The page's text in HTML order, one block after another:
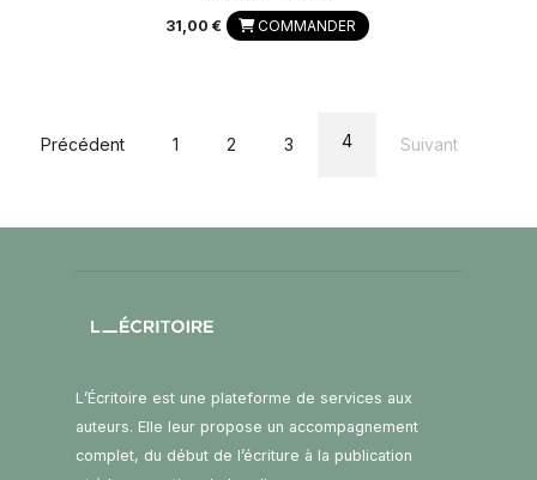
31,00 € COMMANDER
Précédent 1 2 3 4 Suivant
L’Écritoire est une plateforme de services aux
auteurs. Elle leur propose un accompagnement
complet, du début de l’écriture à la publication